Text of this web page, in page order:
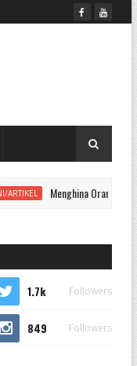
Menghina Orang yang Sudah
1.7k Followers
849 Followers